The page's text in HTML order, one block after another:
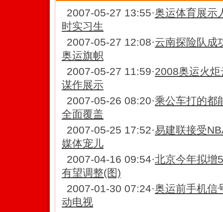
2007-05-27 13:55·奥运体育展示
时实习生
2007-05-27 12:08·云南探险队成
奥运旗帜
2007-05-27 11:59·2008奥运火
谋作展示
2007-05-26 08:20·乘公车打的都
全面覆盖
2007-05-25 17:52·易建联接受
媒体宠儿
2007-04-16 09:54·北京今年拟增
有望调整(图)
2007-01-30 07:24·奥运前手机信
动电视